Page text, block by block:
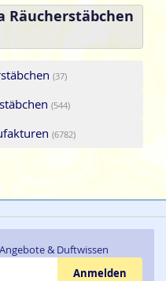
Räucherstäbchen
(37)
(544)
(6782)
& Duftwissen
Anmelden